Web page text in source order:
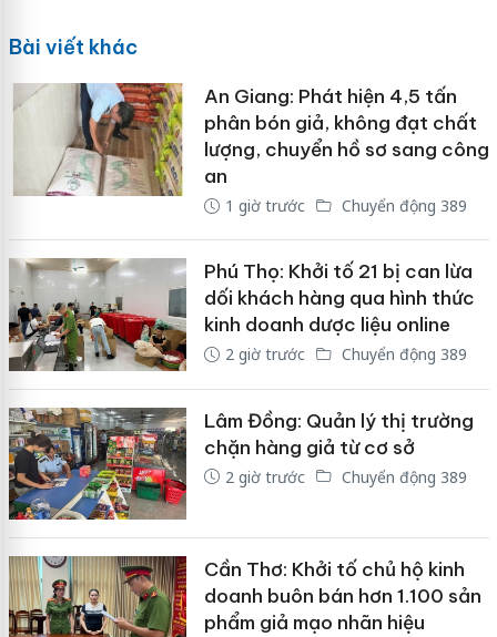
Bài viết khác
An Giang: Phát hiện 4,5 tấn
phân bón giả, không đạt chất
lượng, chuyển hồ sơ sang công
an
1 giờ trước Chuyển động 389
Phú Thọ: Khởi tố 21 bị can lừa
dối khách hàng qua hình thức
kinh doanh dược liệu online
2 giờ trước Chuyển động 389
Lâm Đồng: Quản lý thị trường
chặn hàng giả từ cơ sở
2 giờ trước Chuyển động 389
Cần Thơ: Khởi tố chủ hộ kinh
doanh buôn bán hơn 1.100 sản
phẩm giả mạo nhãn hiệu